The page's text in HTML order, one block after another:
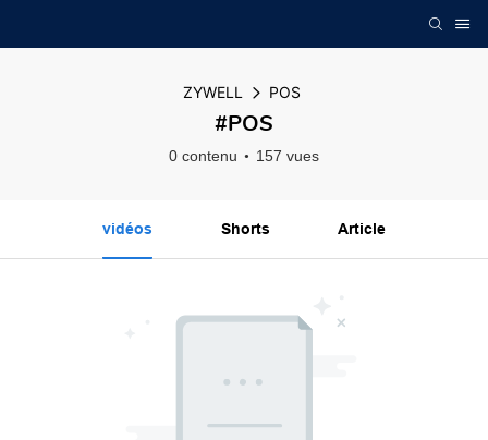
ZYWELL POS
#POS
0 contenu 157 vues
vidéos Shorts Article